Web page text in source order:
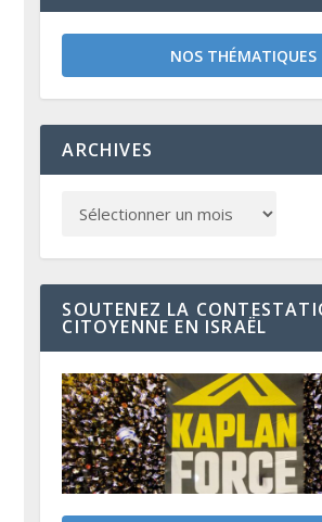
NOS THÉMATIQUES
ARCHIVES
SOUTENEZ LA
CITOYENNE EN ISRAËL